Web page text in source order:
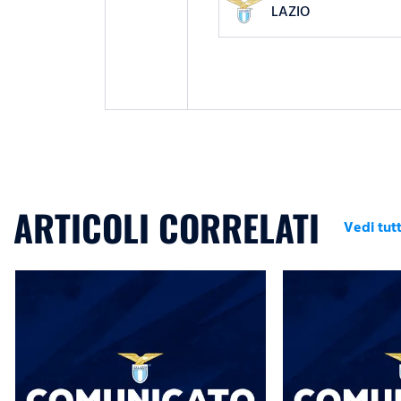
LAZIO
ARTICOLI CORRELATI Vedi